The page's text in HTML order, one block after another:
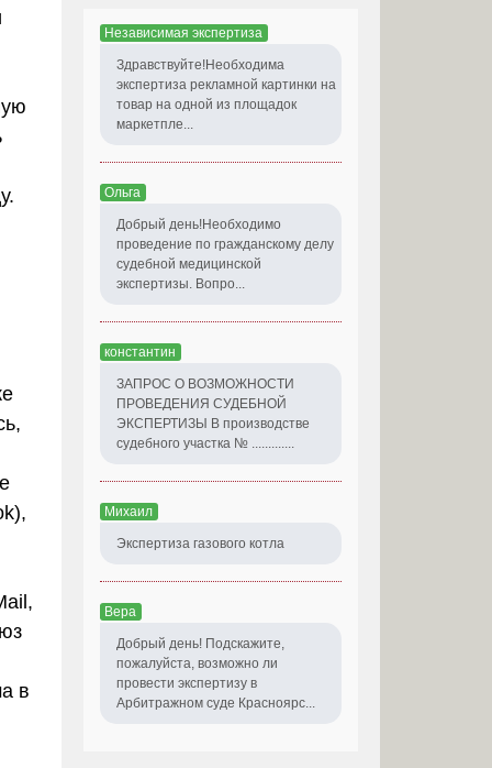
в
Независимая экспертиза
Здравствуйте!Необходима
экспертиза рекламной картинки на
товар на одной из площадок
маркетпле...
Ольга
Добрый день!Необходимо
проведение по гражданскому делу
судебной медицинской
экспертизы. Вопро...
константин
ЗАПРОС О ВОЗМОЖНОСТИ
ПРОВЕДЕНИЯ СУДЕБНОЙ
ЭКСПЕРТИЗЫ В производстве
судебного участка № .............
Михаил
Экспертиза газового котла
Вера
Добрый день! Подскажите,
пожалуйста, возможно ли
провести экспертизу в
Арбитражном суде Красноярс...